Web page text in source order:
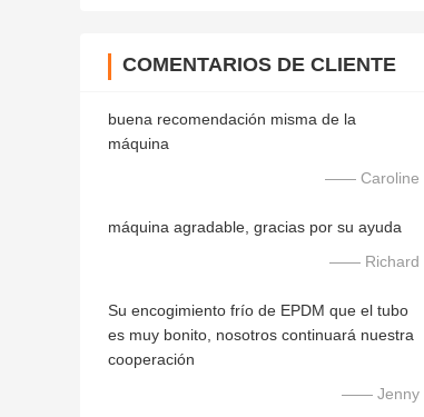
COMENTARIOS DE CLIENTE
buena recomendación misma de la
máquina
—— Caroline
máquina agradable, gracias por su ayuda
—— Richard
Su encogimiento frío de EPDM que el tubo
es muy bonito, nosotros continuará nuestra
cooperación
—— Jenny